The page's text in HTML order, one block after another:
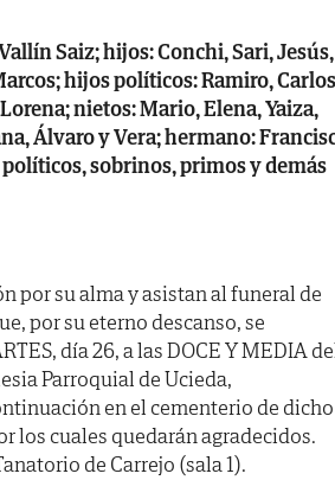
Saiz; hijos: Conchi, Sari, Jesús,
hijos políticos: Ramiro,
nietos: Mario, Elena, Yaiza,
Álvaro y Vera; hermano:
sobrinos, primos y demás
por su alma y asistan al funeral de
por su eterno descanso, se
día 26, a las DOCE Y MEDIA
Parroquial de Ucieda,
en el cementerio de dicho
los cuales quedarán agradecidos.
de Carrejo (sala 1).